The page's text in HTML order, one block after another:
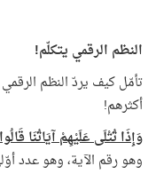
النظم الرقمي يتكلّم!
تأمّل كيف يردّ النظم
أكثرهم!
وَإِذَا تُتْلَى عَلَيْهِمْ آيَاتُنَا
وهو رقم الآية، وهو عدد